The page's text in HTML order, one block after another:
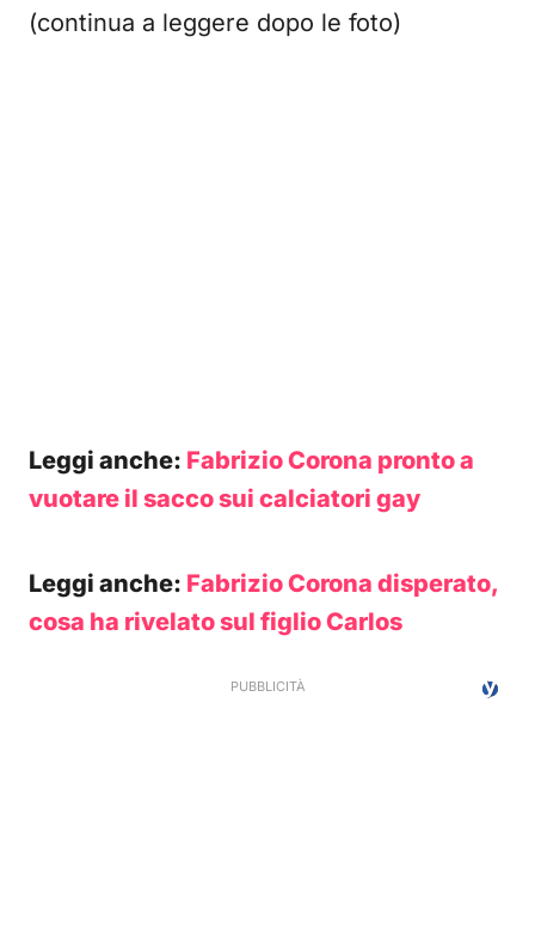
(continua a leggere dopo le foto)
Leggi anche: Fabrizio Corona pronto a
vuotare il sacco sui calciatori gay
Leggi anche: Fabrizio Corona disperato,
cosa ha rivelato sul figlio Carlos